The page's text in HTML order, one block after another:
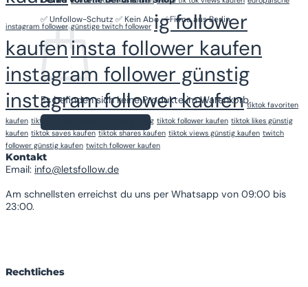
Es befinden sich keine Produkte im Warenkorb.
instagram follower günstige twitch follower ig follower
kaufeninsta follower kaufen
instagram follower günstig
instagram follower kaufen tiktok favoriten
kaufen tiktok follower tiktok follower günstig tiktok follower kaufen tiktok likes günstig
kaufen tiktok saves kaufen tiktok shares kaufen tiktok views günstig kaufen twitch
follower günstig kaufen twitch follower kaufen
Kontakt
Email: info@letsfollow.de
Am schnellsten erreichst du uns per Whatsapp von 09:00 bis
23:00.
Rechtliches